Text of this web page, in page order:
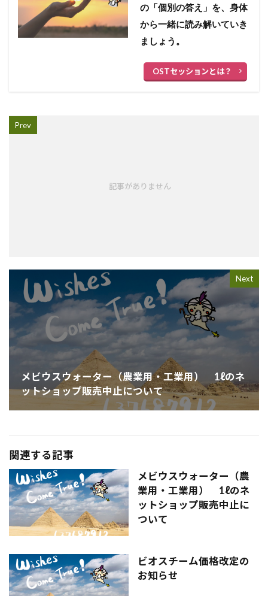
の「個別の答え」を、身体
から一緒に読み解いていき
ましょう。
OSTセッションとは？
Prev
記事がありません
Next
メビウスウォーター（農業用・工業用） 1ℓのネ
ットショップ販売中止について
関連する記事
メビウスウォーター（農
業用・工業用） 1ℓのネ
ットショップ販売中止に
ついて
ビオスチーム価格改定の
お知らせ